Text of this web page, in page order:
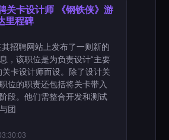
关卡设计师 《钢铁侠》游
里程碑
招聘网站上发布了一则新的
，该职位是为负责设计“主要
关卡设计师而设。除了设计关
位的职责还包括将关卡带入
段。他们需整合开发和测试
团